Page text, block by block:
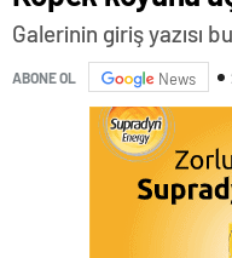
Galerinin giriş yazısı
ABONE OL News